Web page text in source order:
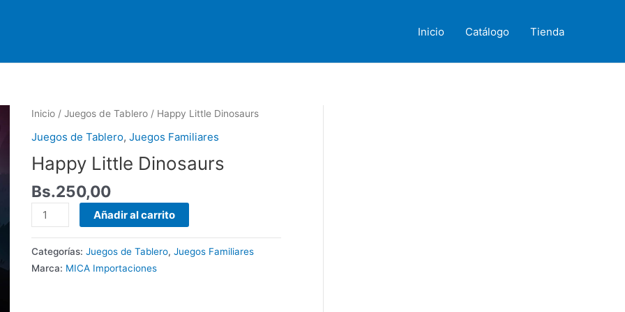
Inicio Catálogo Tienda
Inicio/ Juegos de Tablero/ Happy Little Dinosaurs
Juegos de Tablero, Juegos Familiares
Happy Little Dinosaurs
Bs.250,00
Happy
Dinosaurs
cantidad
Añadir al carrito
Categorías: Juegos de Tablero, Juegos Familiares
Marca: MICA Importaciones